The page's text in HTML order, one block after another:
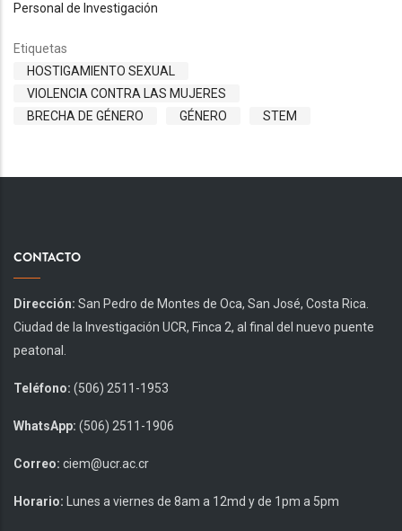
Personal de Investigación
Etiquetas
HOSTIGAMIENTO SEXUAL
VIOLENCIA CONTRA LAS MUJERES
BRECHA DE GÉNERO
GÉNERO STEM
CONTACTO
Dirección: San Pedro de Montes de Oca, San José, Costa Rica.
Ciudad de la Investigación UCR, Finca 2, al final del nuevo puente
peatonal.
Teléfono: (506) 2511-1953
WhatsApp: (506) 2511-1906
Correo: ciem@ucr.ac.cr
Horario: Lunes a viernes de 8am a 12md y de 1pm a 5pm